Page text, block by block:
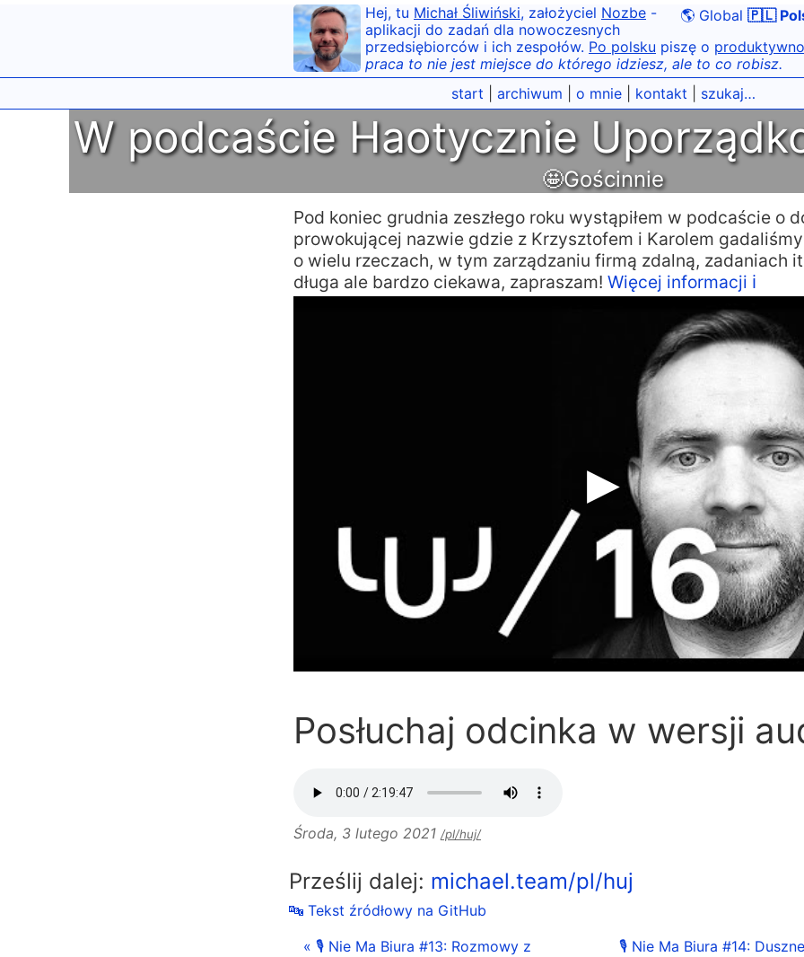
🌎 Global 🇵🇱
Hej, tu Michał Śliwiński, założyciel Nozbe -
aplikacji do zadań dla nowoczesnych
przedsiębiorców i ich zespołów. Po polsku piszę o
praca to nie jest miejsce do którego idziesz, ale to co robisz.
start
archiwum o mnie| kontakt szukaj…
W podcaście Haotycznie
🤩Gościnnie
Pod koniec grudnia zeszłego roku wystąpiłem w podcaście o
prowokującej nazwie gdzie z Krzysztofem i Karolem
o wielu rzeczach, w tym zarządzaniu firmą zdalną, zadaniach
długa ale bardzo ciekawa, zapraszam! Więcej informacji ℹ️
Posłuchaj odcinka w wersji
Środa, 3 lutego 2021 /pl/huj/
Prześlij dalej: michael.team/pl/huj
🔤 Tekst źródłowy na GitHub
« 🎙 Nie Ma Biura #13: Rozmowy z
🎙 Nie Ma Biura #14: